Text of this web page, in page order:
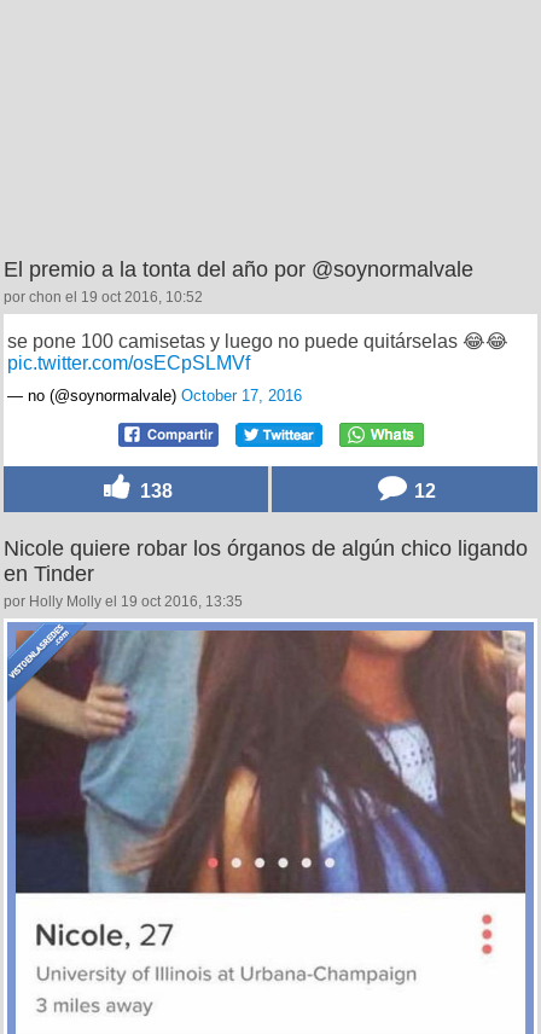
El premio a la tonta del año por @soynormalvale
por chon el 19 oct 2016, 10:52
se pone 100 camisetas y luego no puede quitárselas 😂😂
pic.twitter.com/osECpSLMVf
— no (@soynormalvale) October 17, 2016
138 12
Nicole quiere robar los órganos de algún chico ligando
en Tinder
por Holly Molly el 19 oct 2016, 13:35